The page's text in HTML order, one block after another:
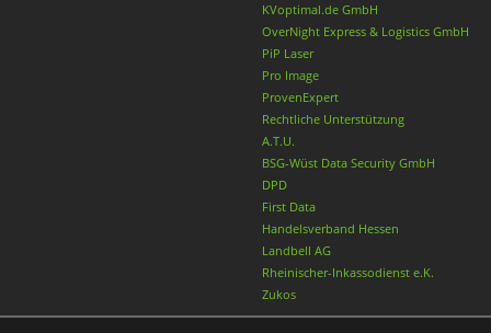
KVoptimal.de GmbH
OverNight Express & Logistics GmbH
PiP Laser
Pro Image
ProvenExpert
Rechtliche Unterstützung
A.T.U.
BSG-Wüst Data Security GmbH
DPD
First Data
Handelsverband Hessen
Landbell AG
Rheinischer-Inkassodienst e.K.
Zukos